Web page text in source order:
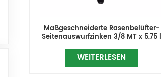
Maßgeschneiderte Rasenbelüfter-
Seitenauswurfzinken 3/8 MT x 5,75 l
WEITERLESEN